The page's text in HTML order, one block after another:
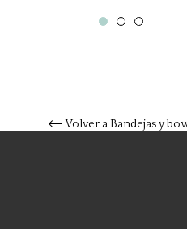
Volver a Bandejas y